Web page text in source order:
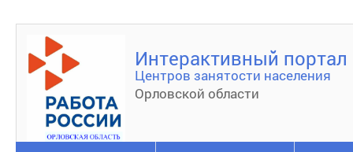
Интерактивный портал
Центров занятости населения
Орловской области